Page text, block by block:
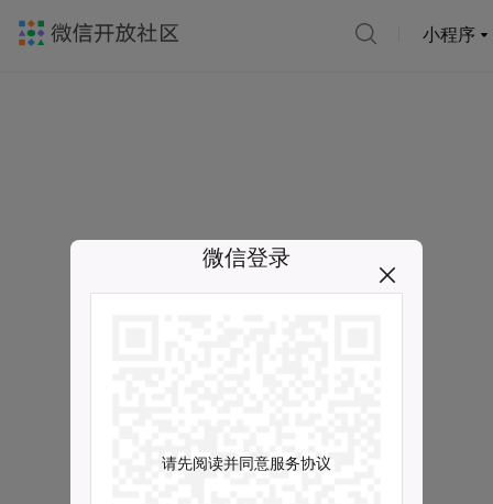
小程序
微信登录
请先阅读并同意服务协议